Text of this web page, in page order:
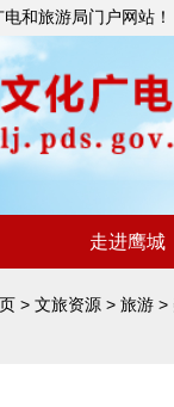
和旅游局门户网站
走进鹰城
> 文旅资源 > 旅游 >